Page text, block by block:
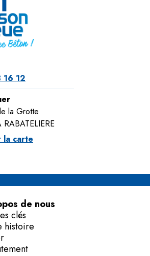
16 12
la Grotte
la carte
de nous
clés
histoire